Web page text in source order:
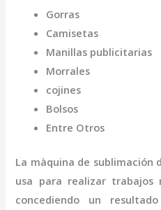
Gorras
Camisetas
Manillas publicitarias
Morrales
cojines
Bolsos
Entre Otros
La màquina de sublimación
usa para realizar trabajos
concediendo un